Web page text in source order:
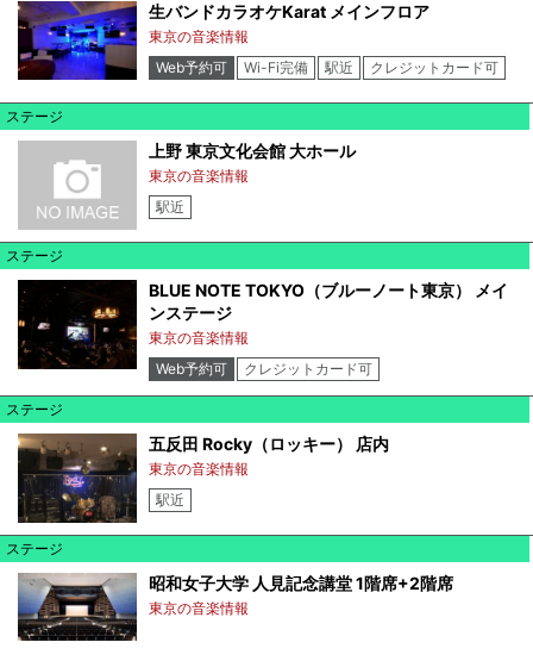
生バンドカラオケKarat メインフロア
東京の音楽情報
Web予約可
Wi-Fi完備 駅近 クレジットカード可
ステージ
上野 東京文化会館 大ホール
東京の音楽情報
駅近
ステージ
BLUE NOTE TOKYO（ブルーノート東京） メイ
ンステージ
東京の音楽情報
Web予約可
クレジットカード可
ステージ
五反田 Rocky（ロッキー） 店内
東京の音楽情報
駅近
ステージ
昭和女子大学 人見記念講堂 1階席+2階席
東京の音楽情報